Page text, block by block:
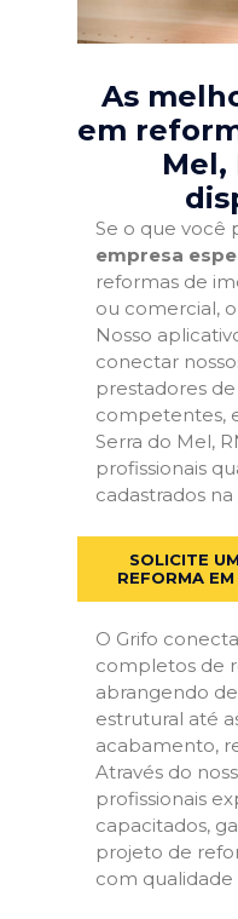
As
em
Mel,
Se o que você
empresa
reformas de
ou comercial,
Nosso
conectar
prestadores de
competentes,
Serra do Mel,
profissionais
cadastrados na
SOLICITE
REFORMA
O Grifo
completos de
abrangendo
estrutural até
acabamento,
Através do
profissionais
capacitados,
projeto de
com qualidade